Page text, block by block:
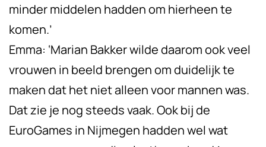
minder middelen hadden om hierheen te
komen.’
Emma: ‘Marian Bakker wilde daarom ook veel
vrouwen in beeld brengen om duidelijk te
maken dat het niet alleen voor mannen was.
Dat zie je nog steeds vaak. Ook bij de
EuroGames in Nijmegen hadden wel wat